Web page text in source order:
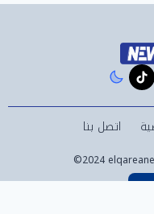
tiktok
اتصل بنا
©2024